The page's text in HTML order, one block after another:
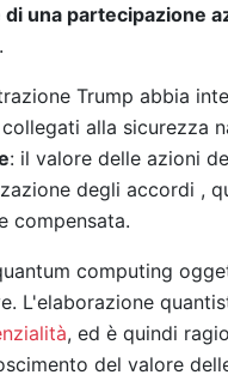
una partecipazione
Trump abbia
alla sicurezza
: il valore delle azioni
degli accordi ,
compensata.
computing
L'elaborazione
, ed è quindi
del valore